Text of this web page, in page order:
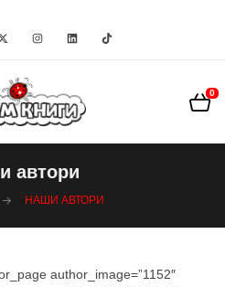
0
автори
НАШИ АВТОРИ
author_image=”1152″